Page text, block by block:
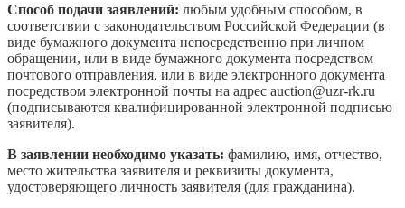
Способ подачи заявлений: любым удобным способом, в
соответствии с законодательством Российской Федерации (в
виде бумажного документа непосредственно при личном
обращении, или в виде бумажного документа посредством
почтового отправления, или в виде электронного документа
посредством электронной почты на адрес auction@uzr-rk.ru
(подписываются квалифицированной электронной подписью
заявителя).
В заявлении необходимо указать: фамилию, имя, отчество,
место жительства заявителя и реквизиты документа,
удостоверяющего личность заявителя (для гражданина).